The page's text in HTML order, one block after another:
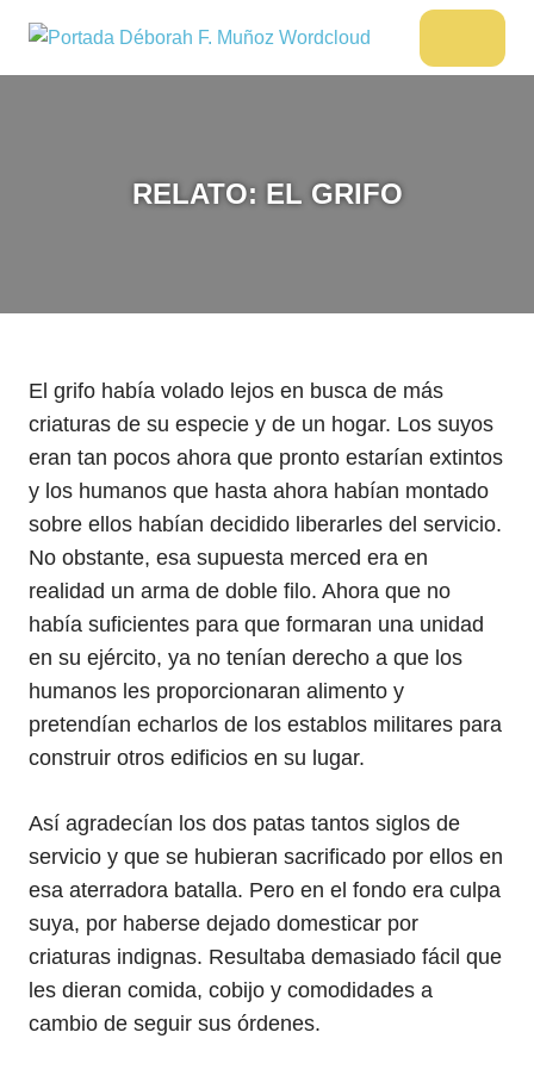
contenido
DÉBORAH
RELATO: EL GRIFO
El grifo había volado lejos en busca de más
criaturas de su especie y de un hogar. Los suyos
eran tan pocos ahora que pronto estarían extintos
y los humanos que hasta ahora habían montado
sobre ellos habían decidido liberarles del servicio.
No obstante, esa supuesta merced era en
realidad un arma de doble filo. Ahora que no
había suficientes para que formaran una unidad
en su ejército, ya no tenían derecho a que los
humanos les proporcionaran alimento y
pretendían echarlos de los establos militares para
construir otros edificios en su lugar.
Así agradecían los dos patas tantos siglos de
servicio y que se hubieran sacrificado por ellos en
esa aterradora batalla. Pero en el fondo era culpa
suya, por haberse dejado domesticar por
criaturas indignas. Resultaba demasiado fácil que
les dieran comida, cobijo y comodidades a
cambio de seguir sus órdenes.